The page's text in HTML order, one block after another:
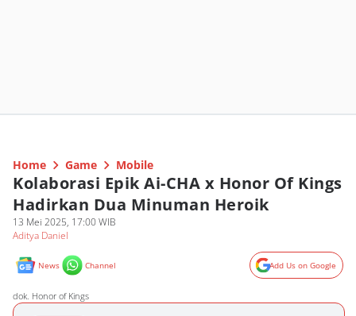
Home Game Mobile
Kolaborasi Epik Ai-CHA x Honor Of Kings
Hadirkan Dua Minuman Heroik
13 Mei 2025, 17:00 WIB
Aditya Daniel
News Channel Add Us on Google
dok. Honor of Kings